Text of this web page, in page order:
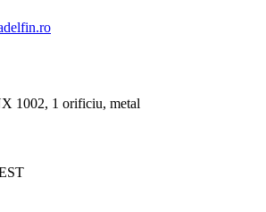
1002, 1 orificiu, metal